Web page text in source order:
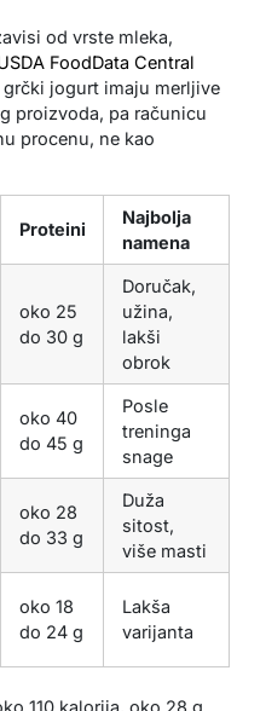
od vrste mleka,
FoodData Central
jogurt imaju merljive
proizvoda, pa računicu
procenu, ne kao
Proteini
Najbolja
namena
oko 25
do 30 g
Doručak,
užina,
lakši
obrok
oko 40
do 45 g
Posle
treninga
snage
oko 28
do 33 g
Duža
sitost,
više masti
oko 18
do 24 g
Lakša
varijanta
110 kalorija, oko 28 g